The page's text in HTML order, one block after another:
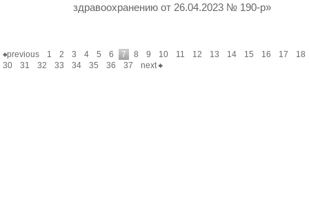
здравоохранению от 26.04.2023 № 190-р»
previous 1 2 3 4 5 6 7 8 9 10 11 12 13 14 15 16 17
18
30
31 32 33 34 35 36 37 next